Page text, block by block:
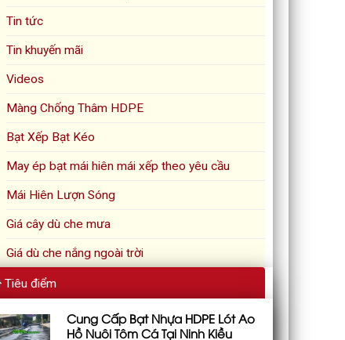
Tin tức
Tin khuyến mãi
Videos
Màng Chống Thâm HDPE
Bạt Xếp Bạt Kéo
May ép bạt mái hiên mái xếp theo yêu cầu
Mái Hiên Lượn Sóng
Giá cây dù che mưa
Giá dù che nắng ngoài trời
Tiêu điểm
Cung Cấp Bạt Nhựa HDPE Lót Ao
Hồ Nuôi Tôm Cá Tại Ninh Kiều